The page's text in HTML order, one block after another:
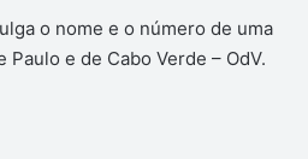
o nome e o número de uma
e de Cabo Verde – OdV.